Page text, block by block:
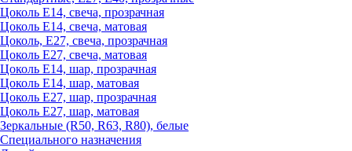
Цоколь Е14, свеча, прозрачная
Цоколь Е14, свеча, матовая
Цоколь, Е27, свеча, прозрачная
Цоколь Е27, свеча, матовая
Цоколь Е14, шар, прозрачная
Цоколь Е14, шар, матовая
Цоколь Е27, шар, прозрачная
Цоколь Е27, шар, матовая
Зеркальные (R50, R63, R80), белые
Специального назначения